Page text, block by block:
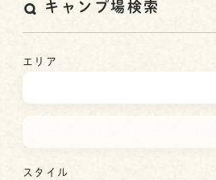
キャンプ場検索
エリア
スタイル